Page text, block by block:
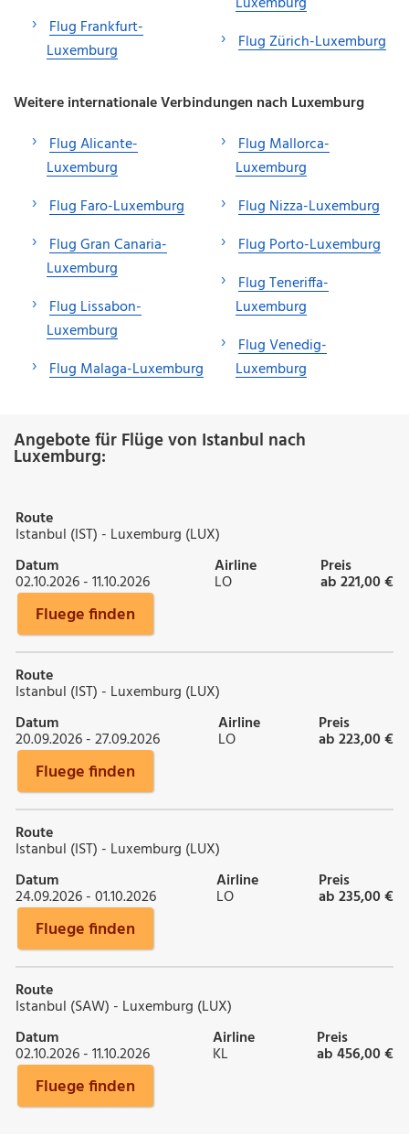
Flug Frankfurt-
Luxemburg
Flug Zürich-Luxemburg
Weitere internationale Verbindungen nach Luxemburg
Flug Alicante-
Luxemburg
Flug Faro-Luxemburg
Flug Gran Canaria-
Luxemburg
Flug Lissabon-
Luxemburg
Flug Malaga-Luxemburg
Flug Mallorca-
Luxemburg
Flug Nizza-Luxemburg
Flug Porto-Luxemburg
Flug Teneriffa-
Luxemburg
Flug Venedig-
Luxemburg
Angebote für Flüge von Istanbul nach
Luxemburg:
Route
Istanbul (IST) - Luxemburg (LUX)
Datum
02.10.2026 - 11.10.2026
Airline
LO
Preis
ab 221,00 €
Fluege finden
Route
Istanbul (IST) - Luxemburg (LUX)
Datum
20.09.2026 - 27.09.2026
Airline
LO
Preis
ab 223,00 €
Fluege finden
Route
Istanbul (IST) - Luxemburg (LUX)
Datum
24.09.2026 - 01.10.2026
Airline
LO
Preis
ab 235,00 €
Fluege finden
Route
Istanbul (SAW) - Luxemburg (LUX)
Datum
02.10.2026 - 11.10.2026
Airline
KL
Preis
ab 456,00 €
Fluege finden